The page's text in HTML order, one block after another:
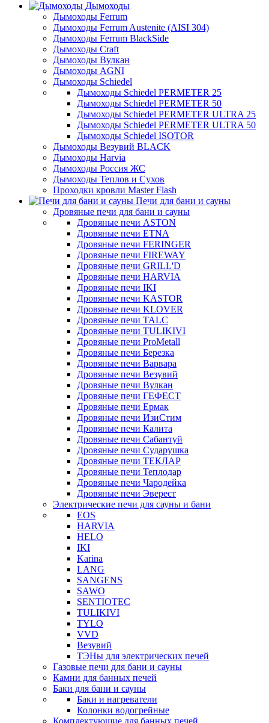
Дымоходы
Дымоходы Ferrum
Дымоходы Ferrum Austenite (AISI 304)
Дымоходы Ferrum BlackSide
Дымоходы Craft
Дымоходы Вулкан
Дымоходы AGNI
Дымоходы Schiedel
Дымоходы Schiedel PERMETER 25
Дымоходы Schiedel PERMETER 50
Дымоходы Schiedel PERMETER ULTRA 25
Дымоходы Schiedel PERMETER ULTRA 50
Дымоходы Schiedel ISOTOR
Дымоходы Везувий BLACK
Дымоходы Harvia
Дымоходы Россия ЖС
Дымоходы Теплов и Сухов
Проходки кровли Master Flash
Печи для бани и сауны
Дровяные печи для бани и сауны
Дровяные печи ASTON
Дровяные печи ETNA
Дровяные печи FERINGER
Дровяные печи FIREWAY
Дровяные печи GRILL'D
Дровяные печи HARVIA
Дровяные печи IKI
Дровяные печи KASTOR
Дровяные печи KLOVER
Дровяные печи TALC
Дровяные печи TULIKIVI
Дровяные печи ProMetall
Дровяные печи Березка
Дровяные печи Варвара
Дровяные печи Везувий
Дровяные печи Вулкан
Дровяные печи ГЕФЕСТ
Дровяные печи Ермак
Дровяные печи ИзиСтим
Дровяные печи Калита
Дровяные печи Сабантуй
Дровяные печи Сударушка
Дровяные печи ТЕКЛАР
Дровяные печи Теплодар
Дровяные печи Чародейка
Дровяные печи Эверест
Электрические печи для сауны и бани
EOS
HARVIA
HELO
IKI
Karina
LANG
SANGENS
SAWO
SENTIOTEC
TULIKIVI
TYLO
VVD
Везувий
ТЭНы для электрических печей
Газовые печи для бани и сауны
Камни для банных печей
Баки для бани и сауны
Баки и нагреватели
Колонки водогрейные
Комплектующие для банных печей